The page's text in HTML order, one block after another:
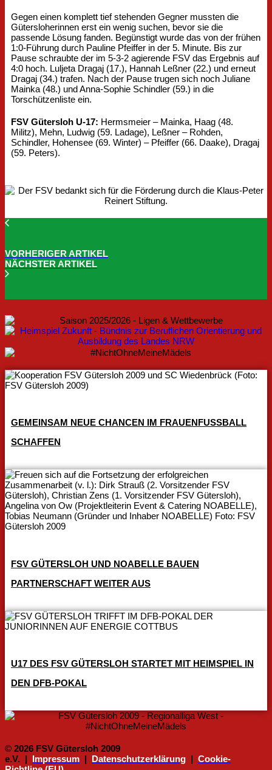
Gegen einen komplett tief stehenden Gegner mussten die
Gütersloherinnen erst ein wenig suchen, bevor sie die
passende Lösung fanden. Begünstigt wurde das von der frühen
1:0-Führung durch Pauline Pfeiffer in der 5. Minute. Bis zur
Pause schraubte der im 5-3-2 agierende FSV das Ergebnis auf
4:0 hoch. Luljeta Dragaj (17.), Hannah Leßner (22.) und erneut
Dragaj (34.) trafen. Nach der Pause trugen sich noch Juliane
Mainka (48.) und Anna-Sophie Schindler (59.) in die
Torschützenliste ein.
FSV Gütersloh U-17: Hermsmeier – Mainka, Haag (48.
Militz), Mehn, Ludwig (59. Ladage), Leßner – Rohden,
Schindler, Hohensee (69. Winter) – Pfeiffer (66. Daake), Dragaj
(59. Peters).
VORHERIGER ARTIKEL
NÄCHSTER ARTIKEL
GEMEINSAM NEUE CHANCEN IM FRAUENFUSSBALL S
CHAFFEN
FSV GÜTERSLOH UND NOABELLE BAUEN
PARTNERSCHAFT WEITER AUS
U17 DES FSV GÜTERSLOH STARTET MIT HEIMSPIEL IN
DEN DFB-POKAL
© 2026 FSV Gütersloh 2009
e.V. | Impressum | Datenschutzerklärung | Cookie-